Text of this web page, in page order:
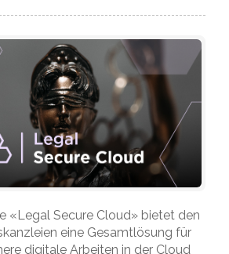
«Legal Secure Cloud» bietet den
eine Gesamtlösung für
digitale Arbeiten in der Cloud